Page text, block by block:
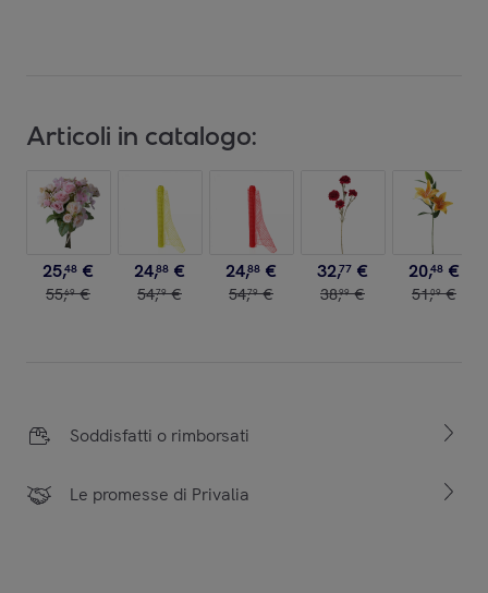
Articoli in catalogo:
25,48 €
55,69 €
24,88 €
54,79 €
24,88 €
54,79 €
32,77 €
38,99 €
20,48 €
51,09 €
Soddisfatti o rimborsati
Le promesse di Privalia